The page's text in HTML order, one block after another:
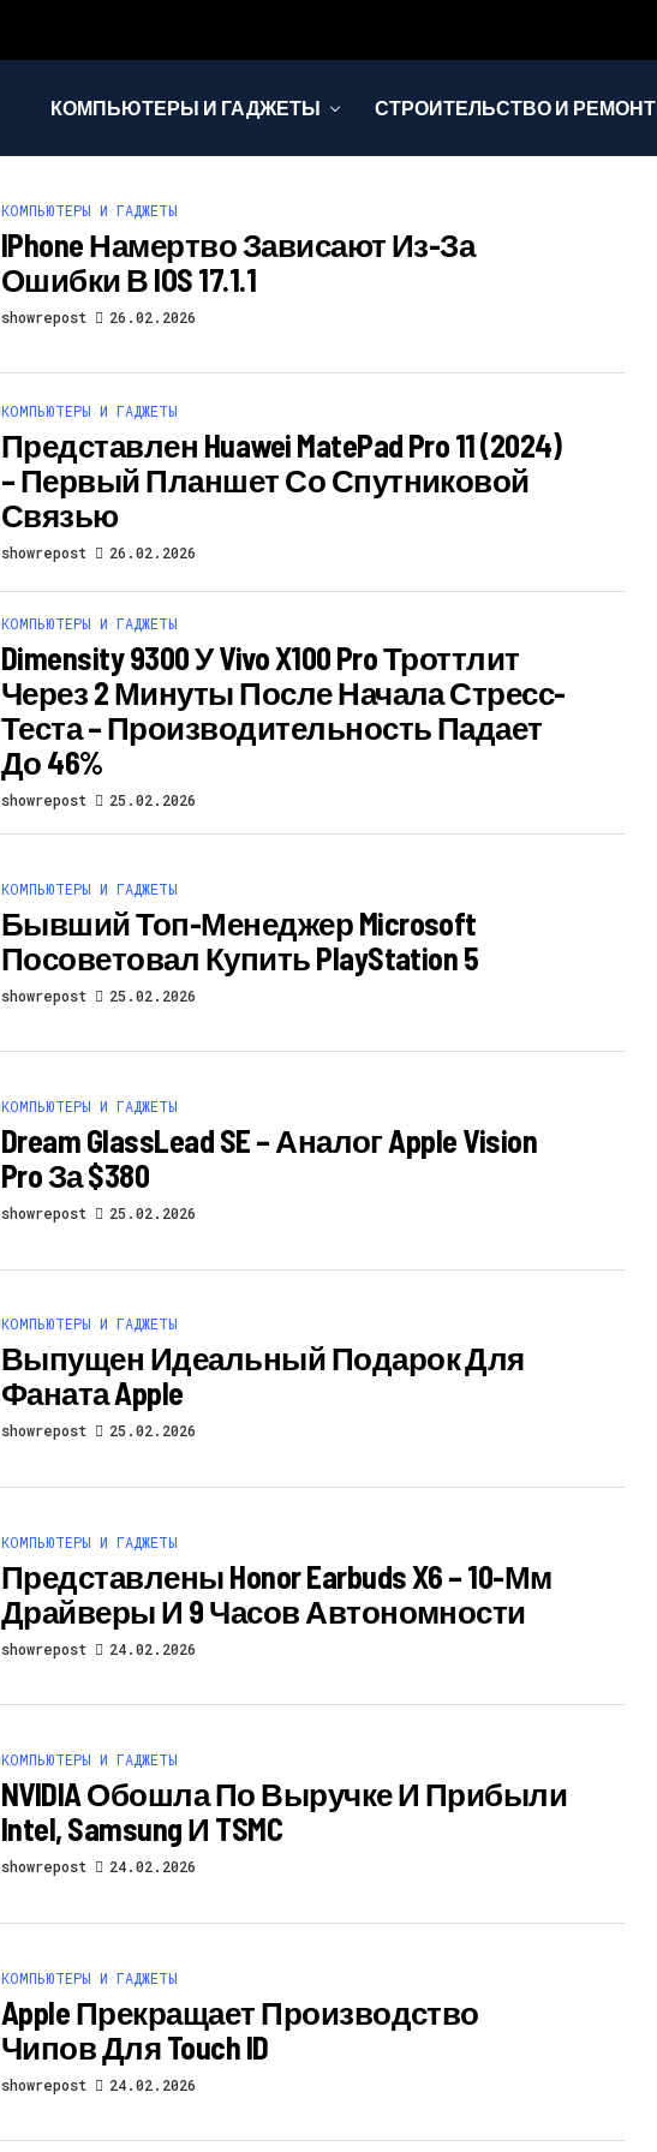
КОМПЬЮТЕРЫ И ГАДЖЕТЫ СТРОИТЕЛЬСТВО И РЕМОНТ
КОМПЬЮТЕРЫ И ГАДЖЕТЫ
IPhone Намертво Зависают Из-За
Ошибки В IOS 17.1.1
showrepost 26.02.2026
КОМПЬЮТЕРЫ И ГАДЖЕТЫ
Представлен Huawei MatePad Pro 11 (2024)
– Первый Планшет Со Спутниковой
Связью
showrepost 26.02.2026
КОМПЬЮТЕРЫ И ГАДЖЕТЫ
Dimensity 9300 У Vivo X100 Pro Троттлит
Через 2 Минуты После Начала Стресс-
Теста – Производительность Падает
До 46%
showrepost 25.02.2026
КОМПЬЮТЕРЫ И ГАДЖЕТЫ
Бывший Топ-Менеджер Microsoft
Посоветовал Купить PlayStation 5
showrepost 25.02.2026
КОМПЬЮТЕРЫ И ГАДЖЕТЫ
Dream GlassLead SE – Аналог Apple Vision
Pro За $380
showrepost 25.02.2026
КОМПЬЮТЕРЫ И ГАДЖЕТЫ
Выпущен Идеальный Подарок Для
Фаната Apple
showrepost 25.02.2026
КОМПЬЮТЕРЫ И ГАДЖЕТЫ
Представлены Honor Earbuds X6 – 10-Мм
Драйверы И 9 Часов Автономности
showrepost 24.02.2026
КОМПЬЮТЕРЫ И ГАДЖЕТЫ
NVIDIA Обошла По Выручке И Прибыли
Intel, Samsung И TSMC
showrepost 24.02.2026
КОМПЬЮТЕРЫ И ГАДЖЕТЫ
Apple Прекращает Производство
Чипов Для Touch ID
showrepost 24.02.2026